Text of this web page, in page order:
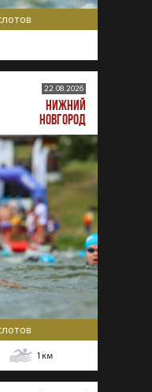
22.08.2026
НИЖНИЙ
НОВГОРОД
1 км